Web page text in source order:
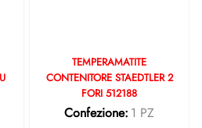
TEMPERAMATITE
CONTENITORE STAEDTLER 2
FORI 512188
Confezione: 1 PZ